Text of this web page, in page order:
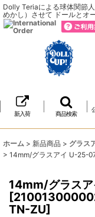
Dolly Teriaによる球体関節
めかし）させて ドールとオ
新入荷 商品検索
ホーム > 新品商品 > グラス
> 14mm/グラスアイ U-25-
14mm/グラス
[
TN-ZU]